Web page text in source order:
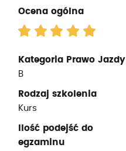
Ocena ogólna
Kategoria Prawo Jazdy
B
Rodzaj szkolenia
Kurs
Ilość podejść do
egzaminu